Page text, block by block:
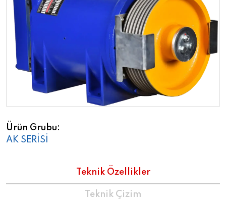
Ürün Grubu
AK SERİSİ
Teknik Özellikler
Teknik Çizim